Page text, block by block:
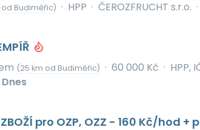
od Budiměřic) · HPP · ČEROZFRUCHT s.r.o. ·
(25 km od Budiměřic) · 60 000 Kč · HPP,
Dnes
ZBOŽÍ pro OZP, OZZ - 160 Kč/hod +